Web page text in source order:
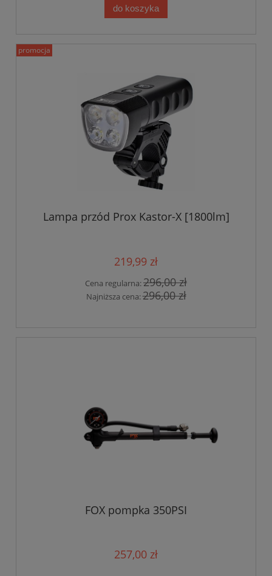
do koszyka
Lampa przód Prox Kastor-X [1800lm]
219,99 zł
Cena regularna:296,00 zł
Najniższa cena:296,00 zł
promocja
FOX pompka 350PSI
257,00 zł